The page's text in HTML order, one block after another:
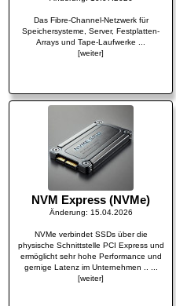
Das Fibre-Channel-Netzwerk für
Speichersysteme, Server, Festplatten-
Arrays und Tape-Laufwerke ...
[weiter]
NVM Express (NVMe)
Änderung: 15.04.2026
NVMe verbindet SSDs über die
physische Schnittstelle PCI Express und
ermöglicht sehr hohe Performance und
gernige Latenz im Unternehmen .. ...
[weiter]